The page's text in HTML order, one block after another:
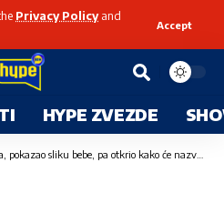
Privacy Policyand
Accept
HYPE ZVEZDE
će nazvati sina: Dobio je i svadbene poklone, potpuno je opremljen za porodičan život!